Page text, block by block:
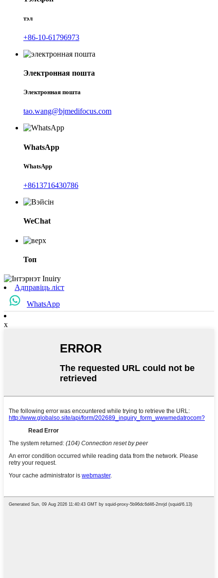
тэл
+86-10-61796973
Электронная пошта
Электронная пошта
tao.wang@bjmedifocus.com
WhatsApp
WhatsApp
+8613716430786
WeChat
Топ
Адправіць ліст
WhatsApp
x